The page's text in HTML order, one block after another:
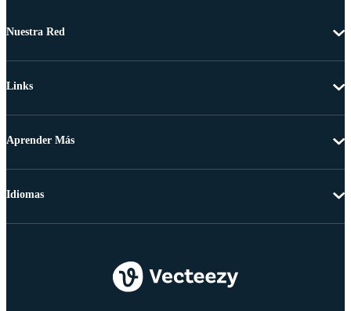
Nuestra Red
Links
Aprender Más
Idiomas